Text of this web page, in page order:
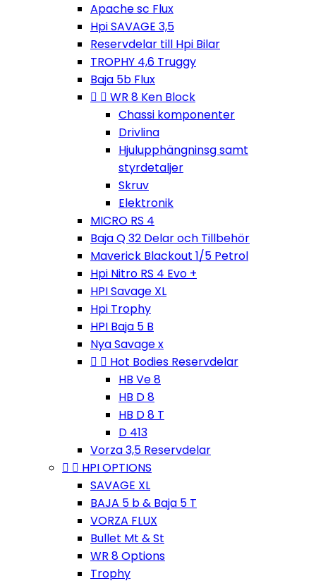
Apache sc Flux
Hpi SAVAGE 3,5
Reservdelar till Hpi Bilar
TROPHY 4,6 Truggy
Baja 5b Flux
  WR 8 Ken Block
Chassi komponenter
Drivlina
Hjulupphängninsg samt
styrdetaljer
Skruv
Elektronik
MICRO RS 4
Baja Q 32 Delar och Tillbehör
Maverick Blackout 1/5 Petrol
Hpi Nitro RS 4 Evo +
HPI Savage XL
Hpi Trophy
HPI Baja 5 B
Nya Savage x
  Hot Bodies Reservdelar
HB Ve 8
HB D 8
HB D 8 T
D 413
Vorza 3,5 Reservdelar
  HPI OPTIONS
SAVAGE XL
BAJA 5 b & Baja 5 T
VORZA FLUX
Bullet Mt & St
WR 8 Options
Trophy